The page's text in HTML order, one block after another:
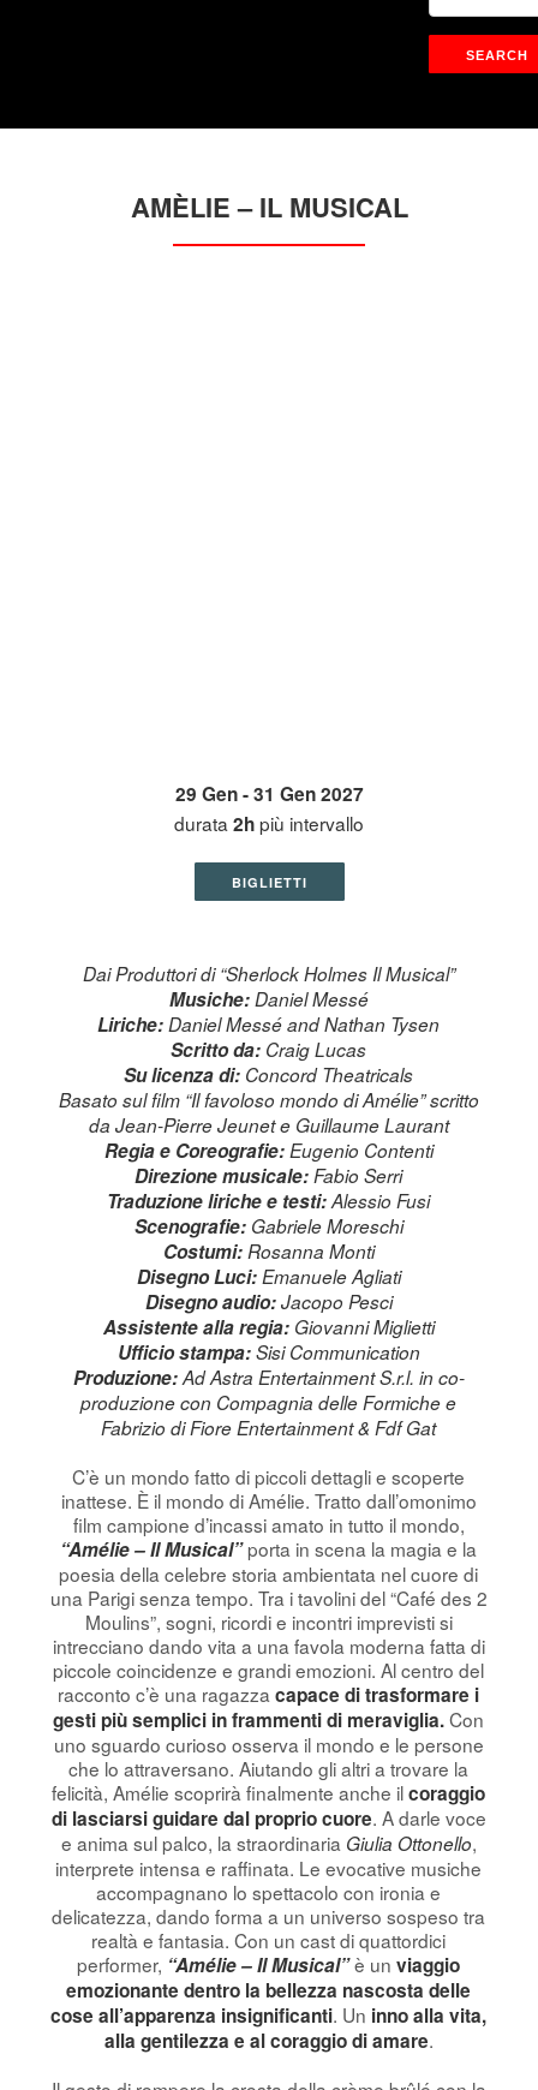
AMÈLIE – IL MUSICAL
29 Gen - 31 Gen 2027
durata 2hpiù intervallo
BIGLIETTI
Dai Produttori di “Sherlock Holmes Il Musical”
Musiche:Daniel Messé
Liriche: Daniel Messé and Nathan Tysen
Scritto da: Craig Lucas
Su licenza di: Concord Theatricals
Basato sul film “Il favoloso mondo di Amélie” scritto
da Jean-Pierre Jeunet e Guillaume Laurant
Regia e Coreografie:Eugenio Contenti
Direzione musicale: Fabio Serri
Traduzione liriche e testi:Alessio Fusi
Scenografie:Gabriele Moreschi
Costumi:Rosanna Monti
Disegno Luci:Emanuele Agliati
Disegno audio:Jacopo Pesci
Assistente alla regia:Giovanni Miglietti
Ufficio stampa:Sisi Communication
Produzione:Ad Astra Entertainment S.r.l. in co-
produzione con Compagnia delle Formiche e
Fabrizio di Fiore Entertainment & Fdf Gat
C’è un mondo fatto di piccoli dettagli e scoperte
inattese. È il mondo di Amélie. Tratto dall’omonimo
film campione d’incassi amato in tutto il mondo,
“Amélie – Il Musical”porta in scena la magia e la
poesia della celebre storia ambientata nel cuore di
una Parigi senza tempo. Tra i tavolini del “Café des 2
Moulins”, sogni, ricordi e incontri imprevisti si
intrecciano dando vita a una favola moderna fatta di
piccole coincidenze e grandi emozioni. Al centro del
racconto c’è una ragazzacapace di trasformare i
gesti più semplici in frammenti di meraviglia.Con
uno sguardo curioso osserva il mondo e le persone
che lo attraversano. Aiutando gli altri a trovare la
felicità, Amélie scoprirà finalmente anche ilcoraggio
di lasciarsi guidare dal proprio cuore. A darle voce
e anima sul palco, la straordinaria Giulia Ottonello,
interprete intensa e raffinata. Le evocative musiche
accompagnano lo spettacolo con ironia e
delicatezza, dando forma a un universo sospeso tra
realtà e fantasia. Con un cast di quattordici
performer, “Amélie – Il Musical”è unviaggio
emozionante dentro la bellezza nascosta delle
cose all’apparenza insignificanti. Un inno alla vita,
alla gentilezza e al coraggio di amare.